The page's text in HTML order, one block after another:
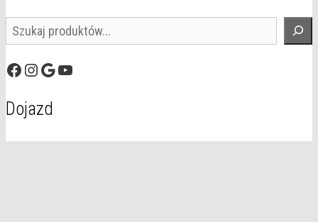
Szukaj
Facebook
Instagram
GoogleYouTube
Dojazd